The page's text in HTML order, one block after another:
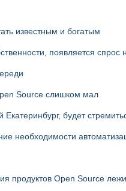
известным и богатым
появляется спрос
Source слишком мал
будет
необходимости
продуктов Open Source